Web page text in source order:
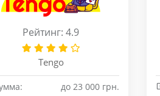
Рейтинг: 4.9
Tengo
до 23 000 грн.